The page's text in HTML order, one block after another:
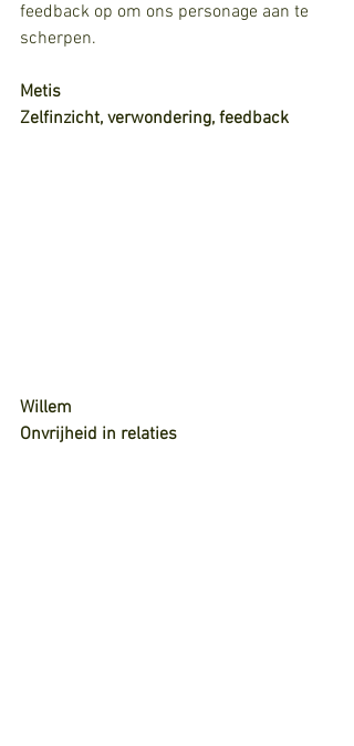
feedback op om ons personage aan te
scherpen.
Metis
Zelfinzicht, verwondering, feedback
Willem
Onvrijheid in relaties